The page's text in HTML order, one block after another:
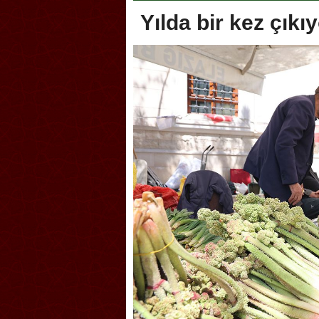
Yılda bir kez
Güney Kore’den sert karar
Antrenörlüğe ”Hayır”
Galatasaray’dan bakın ne